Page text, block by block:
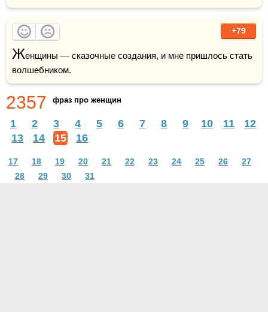
+79
Женщины — сказочные создания, и мне пришлось стать
волшебником.
2357 фраз про женщин
1 2 3 4 5 6 7 8 9 10 11
12
13
14 15 16
17 18 19 20 21 22 23 24 25 26
27
28
29 30 31